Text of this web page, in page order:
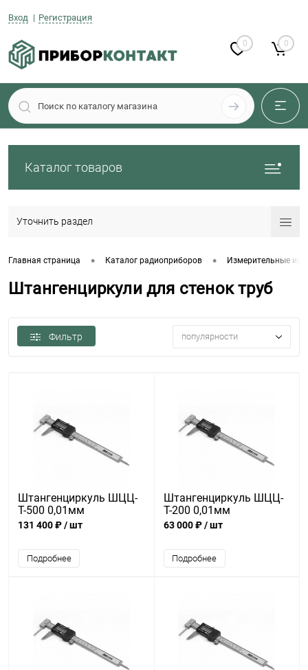
Вход Регистрация
0 0
Каталог товаров
Уточнить раздел
Главная страница • Каталог радиоприборов • Измерительные
Штангенциркули для стенок труб
Фильтр популярности
Штангенциркуль ШЦЦ-
Т-500 0,01мм
131 400 ₽/ шт
Подробнее
Штангенциркуль ШЦЦ-
Т-200 0,01мм
63 000 ₽/ шт
Подробнее